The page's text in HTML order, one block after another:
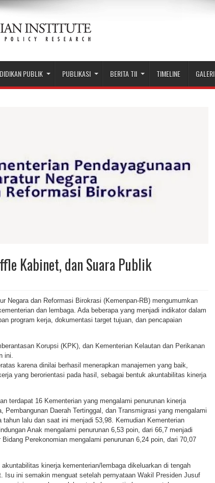
PUBLIK PUBLIKASI BERITA TII TIMELINE GALERI
Kabinet, dan Suara Publik
Negara dan Reformasi Birokrasi (Kemenpan-RB) mengumumkan
dan lembaga. Ada beberapa yang menjadi indikator dalam
program kerja, dokumentasi target tujuan, dan pencapaian
Korupsi (KPK), dan Kementerian Kelautan dan Perikanan
ini.
karena dinilai berhasil menerapkan manajemen yang baik,
yang berorientasi pada hasil, sebagai bentuk akuntabilitas kinerja
terdapat 16 Kementerian yang mengalami penurunan kinerja
Pembangunan Daerah Tertinggal, dan Transmigrasi yang mengalami
tahun lalu dan saat ini menjadi 53,98. Kemudian Kementerian
Anak mengalami penurunan 6,53 poin, dari 66,7 menjadi
Perekonomian mengalami penurunan 6,24 poin, dari 70,07
kinerja kementerian/lembaga dikeluarkan di tengah
Isu ini semakin menguat setelah pernyataan Wakil Presiden Jusuf